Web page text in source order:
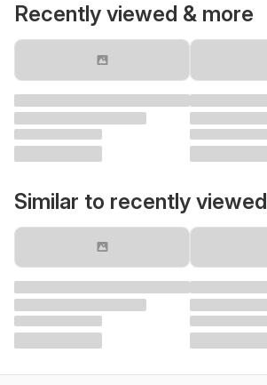
Recently viewed & more
Similar to recently viewed